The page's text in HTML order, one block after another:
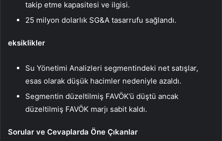
takip etme kapasitesi ve ilgisi.
25 milyon dolarlık SG&A tasarrufu sağlandı.
eksiklikler
Su Yönetimi Analizleri segmentindeki net satışlar,
esas olarak düşük hacimler nedeniyle azaldı.
Segmentin düzeltilmiş FAVÖK’ü düştü ancak
düzeltilmiş FAVÖK marjı sabit kaldı.
Sorular ve Cevaplarda Öne Çıkanlar